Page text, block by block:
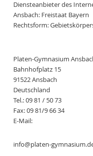
Diensteanbieter des
Ansbach: Freistaat Bayern
Rechtsform:
Platen-Gymnasium
Bahnhofplatz 15
91522 Ansbach
Deutschland
Tel.: 09 81 / 50 73
Fax: 09 81/9 66 34
E-Mail:
ed.muisanmyg-